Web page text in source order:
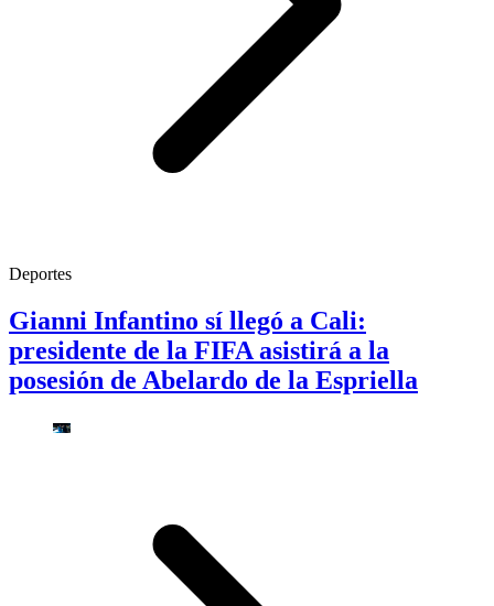
Deportes
Gianni Infantino sí llegó a Cali:
presidente de la FIFA asistirá a la
posesión de Abelardo de la Espriella